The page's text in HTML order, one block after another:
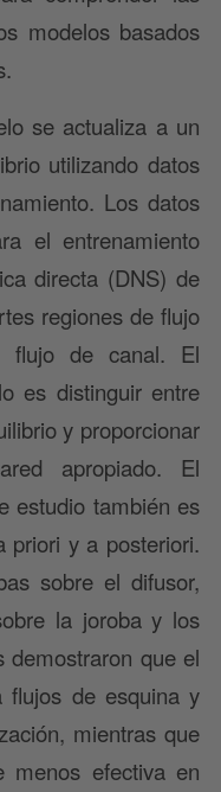
modelos basados
se actualiza a un
utilizando datos
Los datos
el entrenamiento
directa (DNS) de
regiones de flujo
flujo de canal. El
es distinguir entre
y proporcionar
apropiado. El
estudio también es
priori y a posteriori.
sobre el difusor,
la joroba y los
demostraron que el
flujos de esquina y
mientras que
menos efectiva en